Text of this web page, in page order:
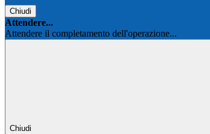
Chiudi
Attendere...
Attendere il completamento dell'operazione...
Chiudi